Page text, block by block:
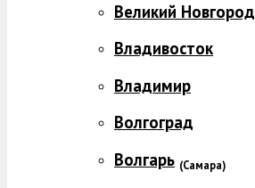
Великий Новгород
Владивосток
Владимир
Волгоград
Волгарь (Самара)